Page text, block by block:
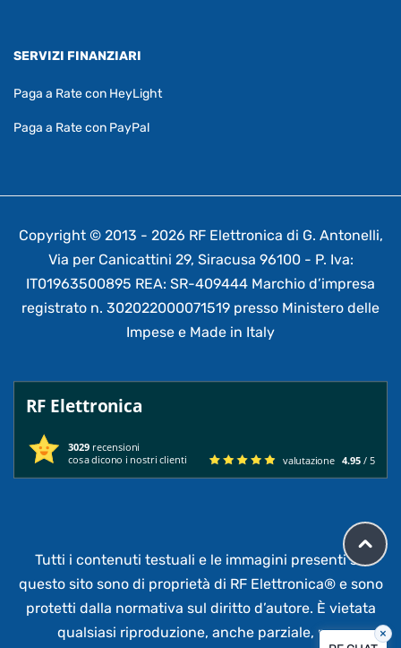
SERVIZI FINANZIARI
Paga a Rate con HeyLight
Paga a Rate con PayPal
Copyright © 2013 - 2026 RF Elettronica di G. Antonelli,
Via per Canicattini 29, Siracusa 96100 - P. Iva:
IT01963500895 REA: SR-409444 Marchio d’impresa
registrato n. 302022000071519 presso Ministero delle
Impese e Made in Italy
RF Elettronica
3029 recensioni
cosa dicono i nostri clienti
valutazione 4.95 / 5
Tutti i contenuti testuali e le immagini presenti su
questo sito sono di proprietà di RF Elettronica® e sono
protetti dalla normativa sul diritto d’autore. È vietata
qualsiasi riproduzione, anche parziale, non
×